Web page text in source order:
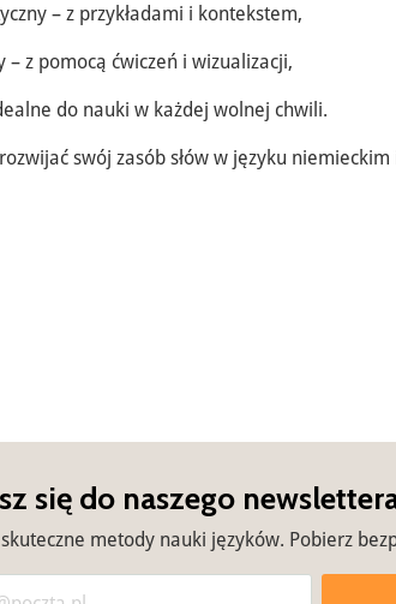
– z przykładami i kontekstem,
– z pomocą ćwiczeń i wizualizacji,
do nauki w każdej wolnej chwili.
swój zasób słów w języku
się do naszego
metody nauki języków. Pobierz